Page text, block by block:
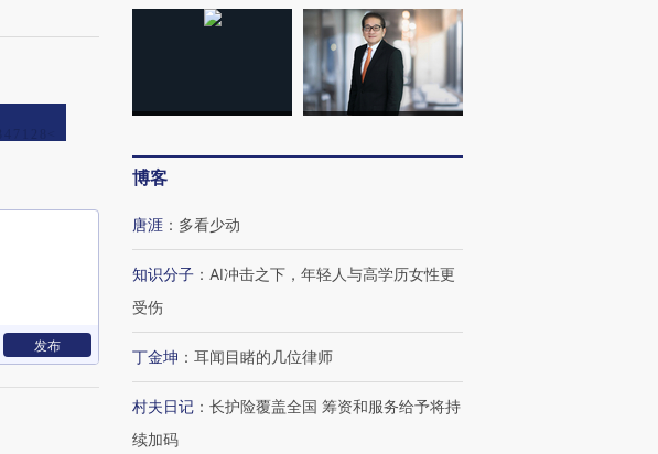
发布
博客
唐涯 ： 多看少动
知识分子 ： AI冲击之下，年轻人与高学历女性更
受伤
丁金坤 ： 耳闻目睹的几位律师
村夫日记 ： 长护险覆盖全国 筹资和服务给予将持
续加码